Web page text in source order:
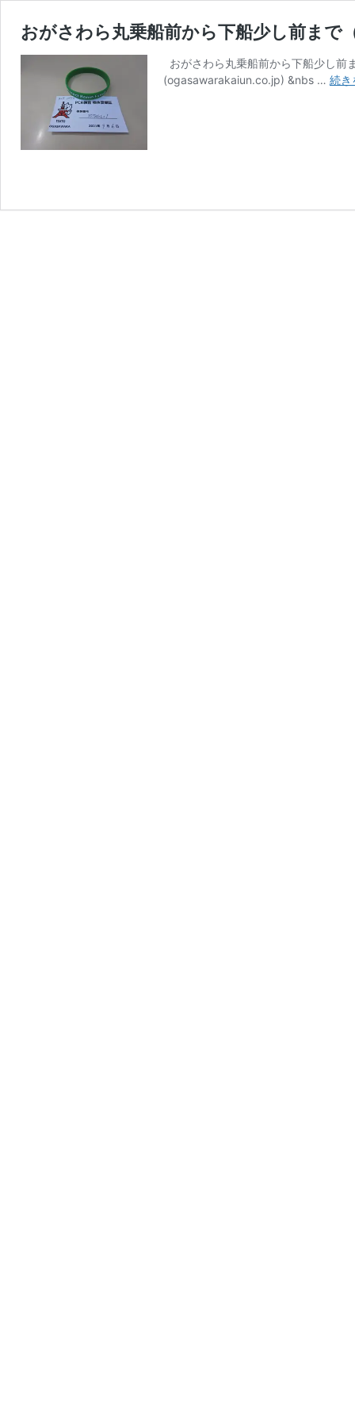
おがさわら丸乗船前から下船少し前まで
おがさわら丸乗船前から下船少し
(ogasawarakaiun.co.jp) &nbs … 続き